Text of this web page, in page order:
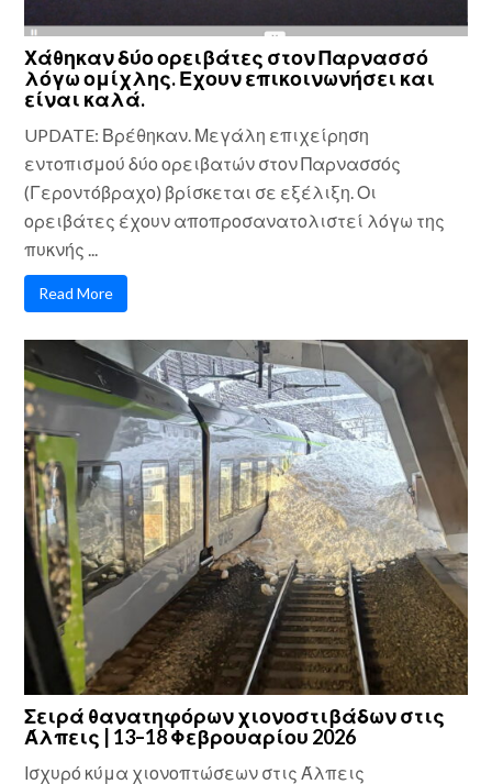
Χάθηκαν δύο ορειβάτες στον Παρνασσό
λόγω ομίχλης. Εχουν επικοινωνήσει και
είναι καλά.
UPDATE: Βρέθηκαν. Μεγάλη επιχείρηση
εντοπισμού δύο ορειβατών στον Παρνασσός
(Γεροντόβραχο) βρίσκεται σε εξέλιξη. Οι
ορειβάτες έχουν αποπροσανατολιστεί λόγω της
πυκνής ...
Read More
Σειρά θανατηφόρων χιονοστιβάδων στις
Άλπεις | 13–18 Φεβρουαρίου 2026
Ισχυρό κύμα χιονοπτώσεων στις Άλπεις